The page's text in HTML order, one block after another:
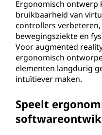
Ergonomisch ontwerp
bruikbaarheid van
controllers
bewegingsziekte en
Voor augmented
ergonomisch
elementen langdurig
intuïtiever maken.
Speelt